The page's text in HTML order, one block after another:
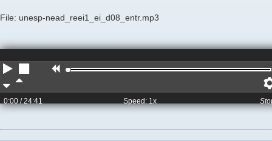
File: unesp-nead_reei1_ei_d08_entr.mp3
0:00 / 24:41 Speed: 1x